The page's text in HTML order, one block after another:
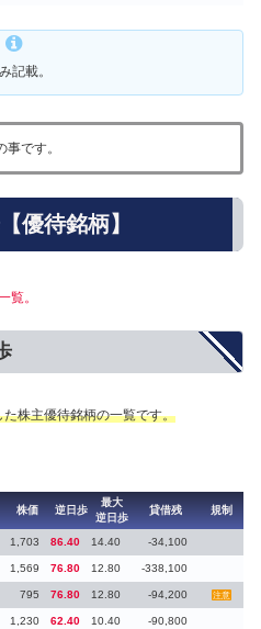
記載。
です。
優待銘柄】
覧。
株主優待銘柄の一覧です。
株価 逆日歩
最大
逆日歩
貸借残 規制
1,703 86.40 14.40 -34,100
1,569 76.80 12.80 -338,100
795 76.80 12.80 -94,200 注意
1,230 62.40 10.40 -90,800